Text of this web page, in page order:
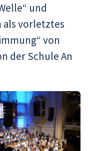
und
als vorletztes
von
der Schule An